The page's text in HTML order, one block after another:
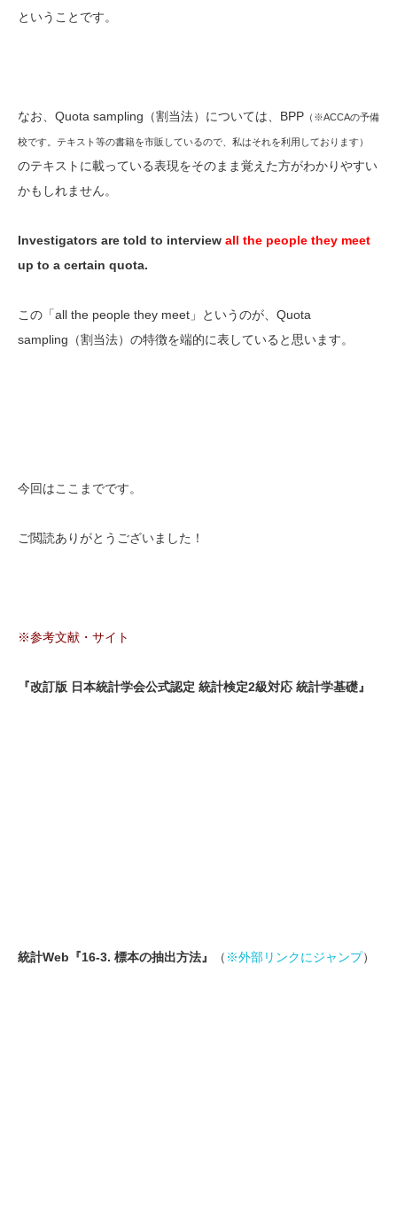
ということです。
なお、Quota sampling（割当法）については、BPP （※ACCAの予備
校です。テキスト等の書籍を市販しているので、私はそれを利用しております）
のテキストに載っている表現をそのまま覚えた方がわかりやすい
かもしれません。
Investigators are told to interview all the people they meet
up to a certain quota.
この「all the people they meet」というのが、Quota
sampling（割当法）の特徴を端的に表していると思います。
今回はここまでです。
ご閲読ありがとうございました！
※参考文献・サイト
『改訂版 日本統計学会公式認定 統計検定2級対応 統計学基礎』
統計Web『16-3. 標本の抽出方法』 （ ※外部リンクにジャンプ）